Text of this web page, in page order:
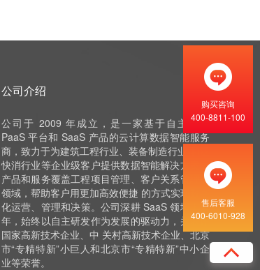
公司介绍
公司于 2009 年成立，是一家基于自主研发
PaaS 平台和 SaaS 产品的云计算数据智能服务
商，致力于为建筑工程行业、装备制造行业 和泛
快消行业等企业级客户提供数据智能解决方案，
产品和服务覆盖工程项目管理、客户关系管理等
领域，帮助客户用更加高效便捷 的方式实现数字
化运营、管理和决策。公司深耕 SaaS 领域十余
年，始终以自主研发作为发展的驱动力，并获评
国家高新技术企业、中 关村高新技术企业、北京
市“专精特新”小巨人和北京市“专精特新”中小企
业等荣誉。
购买咨询
400-8811-100
售后客服
400-6010-928